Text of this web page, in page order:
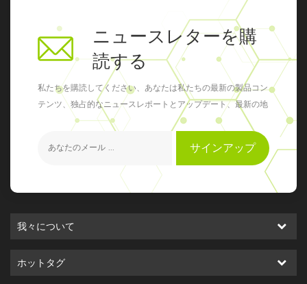
ニュースレターを購
読する
私たちを購読してください、あなたは私たちの最新の製品コン
テンツ、独占的なニュースレポートとアップデート、最新の地
元のイベントを得ることができます
サインアップ
我々について
ホットタグ